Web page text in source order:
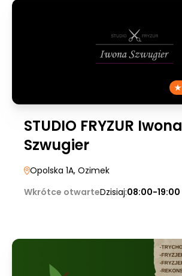
STUDIO FRYZUR Iwona
Szwugier
Opolska 1A, Ozimek
Wkrótce otwarteDzisiaj:08:00-19:00